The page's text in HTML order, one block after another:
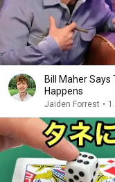
Bill Maher Says
Happens
Jaiden Forrest •